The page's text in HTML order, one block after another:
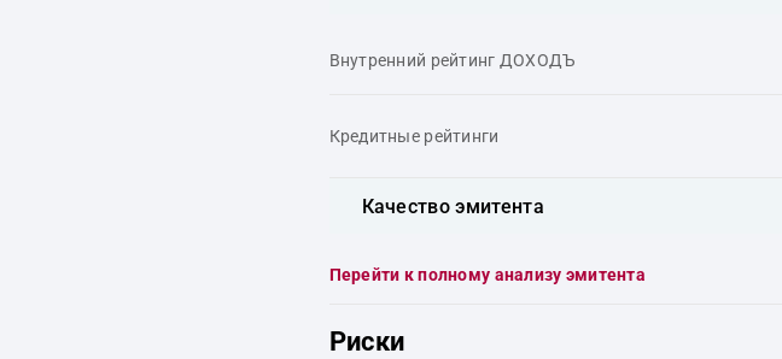
Внутренний рейтинг ДОХОДЪ
Кредитные рейтинги
Качество эмитента
Перейти к полному анализу эмитента
Риски